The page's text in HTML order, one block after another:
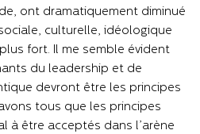
ont dramatiquement diminué
culturelle, idéologique
fort. Il me semble évident
du leadership et de
devront être les principes
tous que les principes
à être acceptés dans l’arène